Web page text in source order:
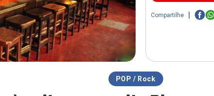
Compartilhe
POP / Rock